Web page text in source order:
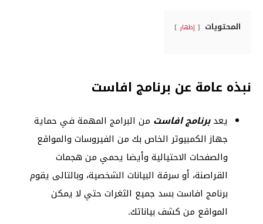
المحتويات إظهار
نبذه عامة عن برنامج افاست
يعدبرنامج افاست من البرامج المهمة في حماية
جهاز الكمبيوتر الخاص بك من الفيروسات والمواقع
والصفحات الاحتيالية وأيضا يحمي من هجمات
القراصنة، أو سرقة البيانات الشخصية، وبالتالى يقوم
برنامج افاست بسد جميع الثغرات حتي لا يمكن
المواقع من كشف بياناتك.